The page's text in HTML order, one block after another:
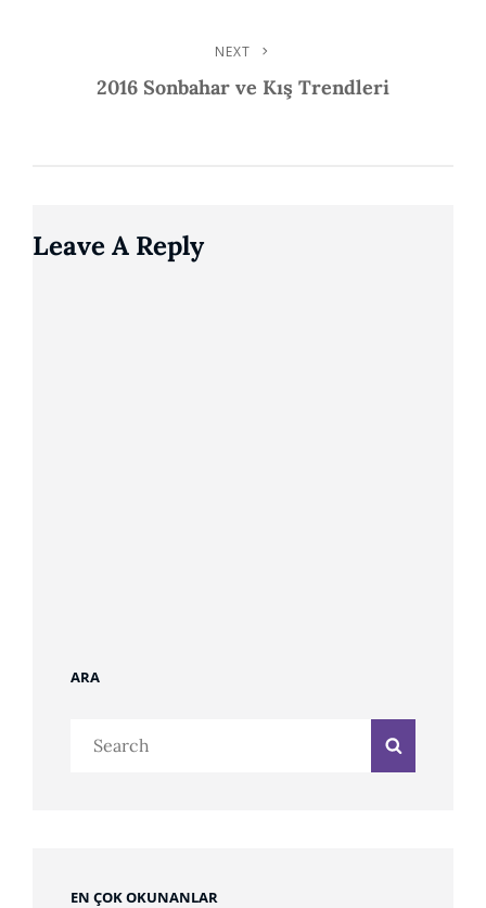
NEXT
2016 Sonbahar ve Kış Trendleri
Leave A Reply
ARA
EN ÇOK OKUNANLAR